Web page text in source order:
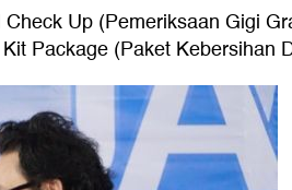
Up (Pemeriksaan Gigi
Package (Paket Kebersihan